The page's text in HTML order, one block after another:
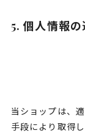
5. 個人情報
当ショップは、
手段により取得し